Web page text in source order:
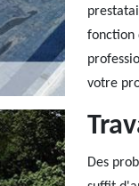
fonction
votre
Des